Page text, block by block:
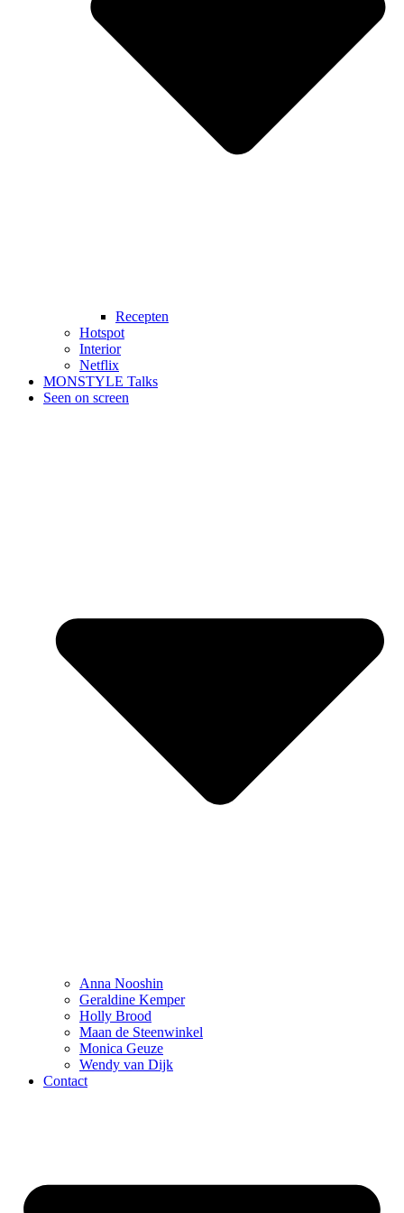
Recepten
Hotspot
Interior
Netflix
MONSTYLE Talks
Seen on screen
Anna Nooshin
Geraldine Kemper
Holly Brood
Maan de Steenwinkel
Monica Geuze
Wendy van Dijk
Contact